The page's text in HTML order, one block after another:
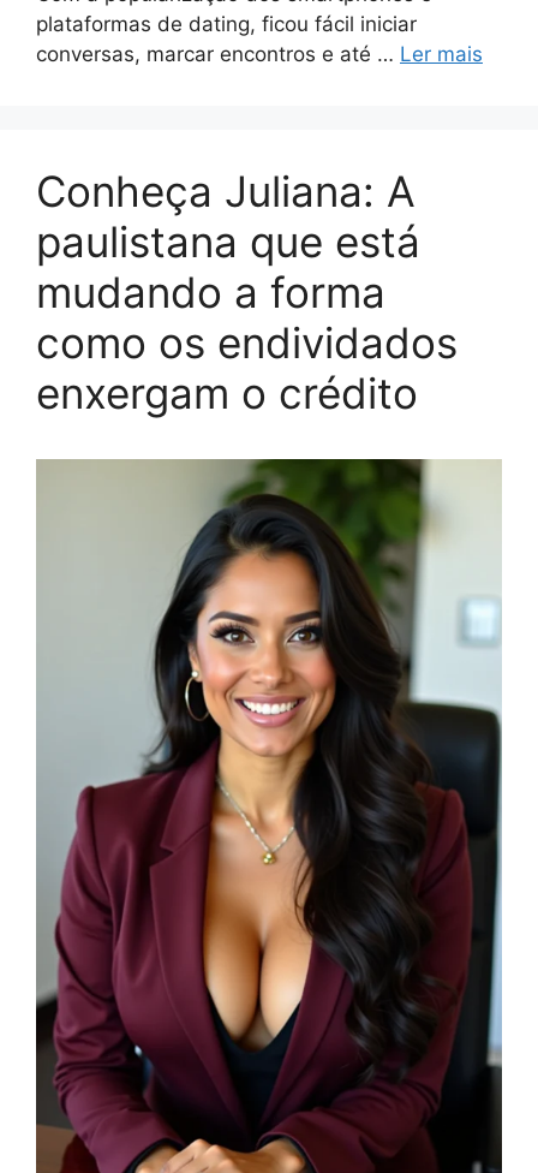
plataformas de dating, ficou fácil iniciar
conversas, marcar encontros e até … Ler mais
Conheça Juliana: A
paulistana que está
mudando a forma
como os endividados
enxergam o crédito